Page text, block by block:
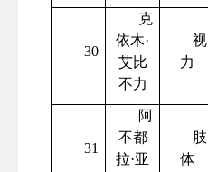
30
克
依木·
艾比
不力
视
力
31
阿
不都
拉·亚
肢
体